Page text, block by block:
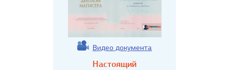
Видео документа
Настоящий